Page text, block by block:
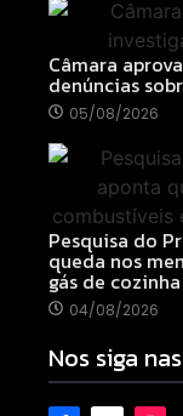
Câmara
denúncias
05/08/2026
Pesquisa do
queda nos
gás de
04/08/2026
Nos siga